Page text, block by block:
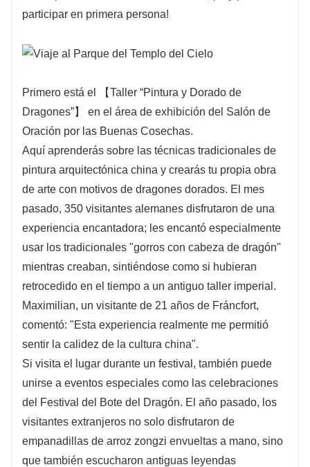
participar en primera persona!
Primero está el 【Taller “Pintura y Dorado de
Dragones”】 en el área de exhibición del Salón de
Oración por las Buenas Cosechas.
Aquí aprenderás sobre las técnicas tradicionales de
pintura arquitectónica china y crearás tu propia obra
de arte con motivos de dragones dorados. El mes
pasado, 350 visitantes alemanes disfrutaron de una
experiencia encantadora; les encantó especialmente
usar los tradicionales "gorros con cabeza de dragón"
mientras creaban, sintiéndose como si hubieran
retrocedido en el tiempo a un antiguo taller imperial.
Maximilian, un visitante de 21 años de Fráncfort,
comentó: "Esta experiencia realmente me permitió
sentir la calidez de la cultura china".
Si visita el lugar durante un festival, también puede
unirse a eventos especiales como las celebraciones
del Festival del Bote del Dragón. El año pasado, los
visitantes extranjeros no solo disfrutaron de
empanadillas de arroz zongzi envueltas a mano, sino
que también escucharon antiguas leyendas